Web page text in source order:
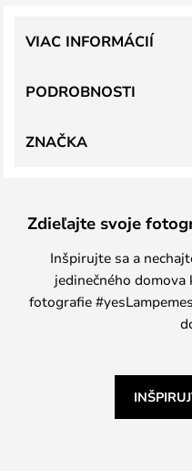
PODROBNOSTI
VIAC INFORMÁCIÍ
ZNAČKA
Zdieľajte svoje
Inšpirujte sa a
jedinečného domova
fotografie